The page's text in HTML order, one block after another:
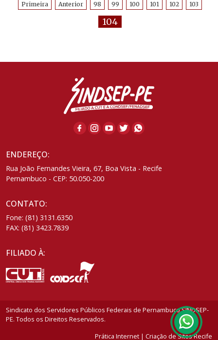
Primeira Anterior 98 99 100 101 102 103
104
ENDEREÇO:
Rua João Fernandes Vieira, 67, Boa Vista - Recife
Pernambuco - CEP: 50.050-200
CONTATO:
Fone: (81) 3131.6350
FAX: (81) 3423.7839
FILIADO À:
Sindicato dos Servidores Públicos Federais de Pernambuco SINDSEP-
PE. Todos os Direitos Reservados.
Prática Internet | Criação de Sites Recife